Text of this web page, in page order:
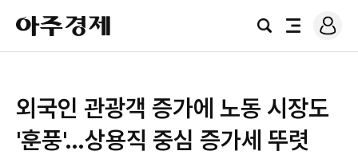
아
주
경
검
전
로
그
외국인 관광객 증가에 노동 시장도
'훈풍'…상용직 중심 증가세 뚜렷